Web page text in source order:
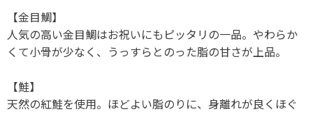
【金目鯛】
人気の高い金目鯛はお祝いにもピッタリの一品。やわらか
くて小骨が少なく、うっすらとのった脂の甘さが上品。
【鮭】
天然の紅鮭を使用。ほどよい脂のりに、身離れが良くほぐ